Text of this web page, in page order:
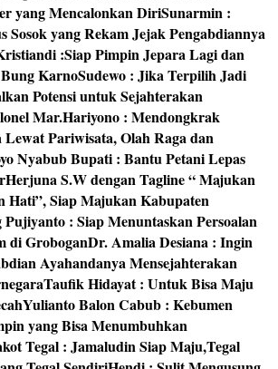
yang Mencalonkan DiriSunarmin :
Sosok yang Rekam Jejak Pengabdiannya
:Siap Pimpin Jepara Lagi dan
KarnoSudewo : Jika Terpilih Jadi
Potensi untuk Sejahterakan
Mar.Hariyono : Mendongkrak
Lewat Pariwisata, Olah Raga dan
Nyabub Bupati : Bantu Petani Lepas
Herjuna S.W dengan Tagline “ Majukan
Hati”, Siap Majukan Kabupaten
Pujiyanto : Siap Menuntaskan Persoalan
di GroboganDr. Amalia Desiana : Ingin
Ayahandanya Mensejahterakan
Taufik Hidayat : Untuk Bisa Maju
Yulianto Balon Cabub : Kebumen
yang Bisa Menumbuhkan
Tegal : Jamaludin Siap Maju,Tegal